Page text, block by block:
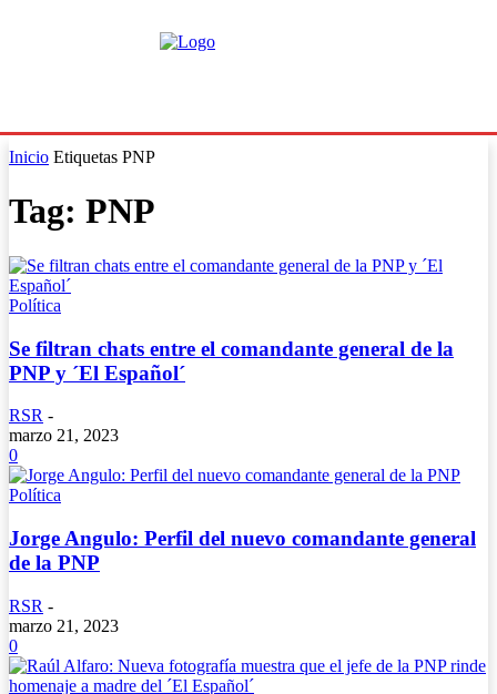
Inicio Etiquetas PNP
Tag: PNP
Política
Se filtran chats entre el comandante general de la
PNP y ´El Español´
RSR -
marzo 21, 2023
0
Política
Jorge Angulo: Perfil del nuevo comandante general
de la PNP
RSR -
marzo 21, 2023
0